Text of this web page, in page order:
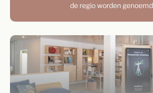
de regio worden